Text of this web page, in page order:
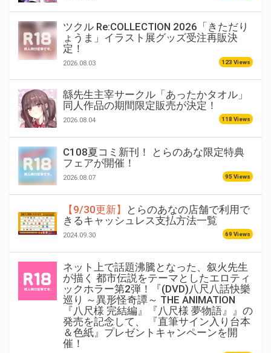
ツクル Re:COLLECTION 2026「きただり
ょうま」イラスト展グッズ受注再販決
定！
2026.08.03 123 Views
緜先生主宰サークル「あったかタオル」
同人作品の期間限定販売が決定！
2026.08.04 118 Views
C108夏コミ新刊！ とらのあな限定特典
フェアが開催！
2026.08.07 95 Views
【9/30更新】
とらのあなの店舗で利用で
きるキャッシュレス支払方法一覧
2024.09.30 69 Views
ネット上で話題沸騰となった、叙火先生
が描く 都市伝説をテーマとしたエロティ
ックホラー第2弾！『(DVD)八尺八話快樂
巡り ～異形怪奇譚～ THE ANIMATION
『八尺様 完結編』『八尺様 夢物語』』の
発売を記念して、 『直筆サイン入り台本
＆色紙』プレゼントキャンペーンを開
催！